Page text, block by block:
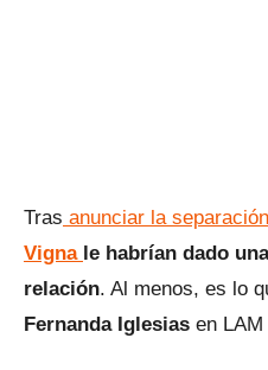
Tras anunciar la
Vigna le habrían dado
relación. Al menos, es lo
Fernanda Iglesias en